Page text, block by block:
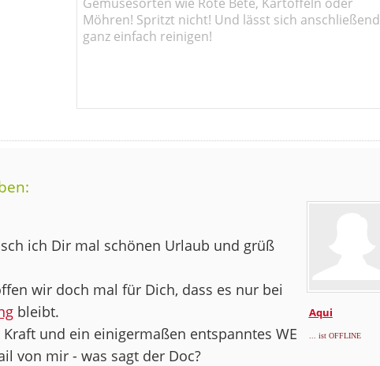
Möhren! Spritzt nicht! Und lässt sich anschließend
ganz einfach reinigen!
Aqui
... ist OFFLINE
ich Dir mal schönen Urlaub und grüß
wir doch mal für Dich, dass es nur bei
bleibt.
und ein einigermaßen entspanntes WE
von mir - was sagt der Doc?